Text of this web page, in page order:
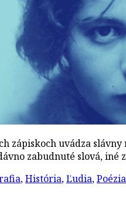
zápiskoch uvádza
zabudnuté slová, iné
,História,Ľudia,Poézia